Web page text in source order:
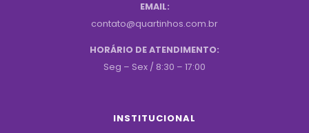
EMAIL:
contato@quartinhos.com.br
HORÁRIO DE ATENDIMENTO:
Seg – Sex / 8:30 – 17:00
INSTITUCIONAL